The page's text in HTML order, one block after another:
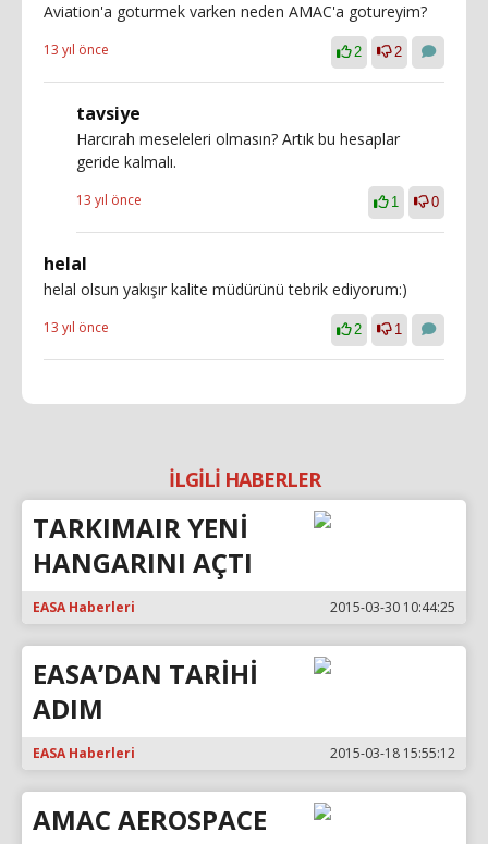
Aviation'a goturmek varken neden AMAC'a gotureyim?
13 yıl önce 2 2
tavsiye
Harcırah meseleleri olmasın? Artık bu hesaplar
geride kalmalı.
13 yıl önce 1 0
helal
helal olsun yakışır kalite müdürünü tebrik ediyorum:)
13 yıl önce 2 1
İLGİLİ HABERLER
TARKIMAIR YENİ
HANGARINI AÇTI
EASA Haberleri 2015-03-30 10:44:25
EASA’DAN TARİHİ
ADIM
EASA Haberleri 2015-03-18 15:55:12
AMAC AEROSPACE